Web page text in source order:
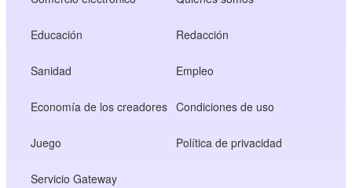
Educación
Sanidad
Economía de los creadores
Juego
Servicio Gateway
Redacción
Empleo
Condiciones de uso
Política de privacidad